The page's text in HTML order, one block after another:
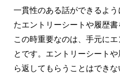
一貫性のある話ができるよ
たエントリーシートや履歴書
この時重要なのは、手元に
とです。エントリーシート
ら返してもらうことはでき